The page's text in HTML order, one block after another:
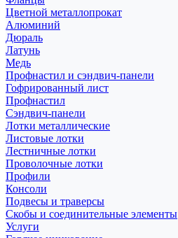
Цветной металлопрокат
Алюминий
Дюраль
Латунь
Медь
Профнастил и сэндвич-панели
Гофрированный лист
Профнастил
Сэндвич-панели
Лотки металлические
Листовые лотки
Лестничные лотки
Проволочные лотки
Профили
Консоли
Подвесы и траверсы
Скобы и соединительные элементы
Услуги